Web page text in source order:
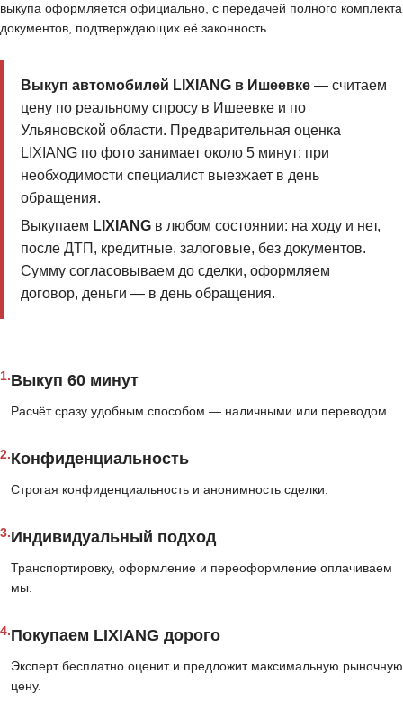
выкупа оформляется официально, с передачей полного комплекта
документов, подтверждающих её законность.
Выкуп автомобилей LIXIANG в Ишеевке— считаем
цену по реальному спросу в Ишеевке и по
Ульяновской области. Предварительная оценка
LIXIANG по фото занимает около 5 минут; при
необходимости специалист выезжает в день
обращения.
Выкупаем LIXIANGв любом состоянии: на ходу и нет,
после ДТП, кредитные, залоговые, без документов.
Сумму согласовываем до сделки, оформляем
договор, деньги — в день обращения.
1.Выкуп 60 минут
Расчёт сразу удобным способом — наличными или переводом.
2.Конфиденциальность
Строгая конфиденциальность и анонимность сделки.
3.Индивидуальный подход
Транспортировку, оформление и переоформление оплачиваем
мы.
4.Покупаем LIXIANG дорого
Эксперт бесплатно оценит и предложит максимальную рыночную
цену.